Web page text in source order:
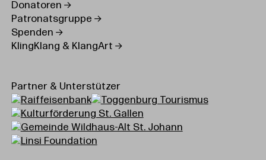
Donatoren
Patronatsgruppe
Spenden
KlingKlang & KlangArt
Partner & Unterstützer